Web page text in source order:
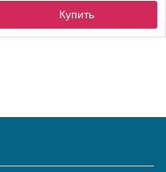
Купить